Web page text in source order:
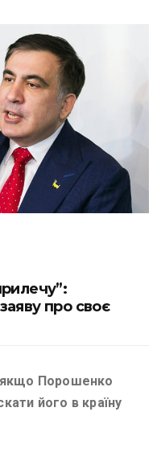
про своє
якщо Порошенко
його в країну